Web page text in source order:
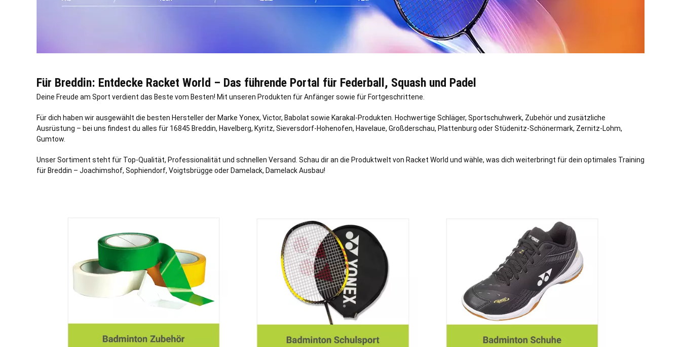
Für Breddin: Entdecke Racket World – Das führende Portal für Federball, Squash und Padel
Deine Freude am Sport verdient das Beste vom Besten! Mit unseren Produkten für Anfänger sowie für Fortgeschrittene.
Für dich haben wir ausgewählt die besten Hersteller der Marke Yonex, Victor, Babolat sowie Karakal-Produkten. Hochwertige Schläger, Sportschuhwerk, Zubehör und zusätzliche
Ausrüstung – bei uns findest du alles für 16845 Breddin, Havelberg, Kyritz, Sieversdorf-Hohenofen, Havelaue, Großderschau, Plattenburg oderStüdenitz-Schönermark, Zernitz-Lohm,
Gumtow
Unser Sortiment steht für Top-Qualität, Professionalität und schnellen Versand. Schau dir an die Produktwelt von Racket World und wähle, was dich weiterbringt für dein optimales Training
für Breddin – Joachimshof, Sophiendorf, Voigtsbrügge oder Damelack, Damelack Ausbau!